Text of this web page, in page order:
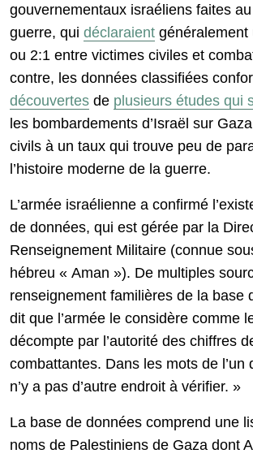
gouvernementaux israéliens faites
guerre, qui déclaraient généralement
ou 2:1 entre victimes civiles et
contre, les données classifiées
découvertes de plusieurs études qui
les bombardements d’Israël sur
civils à un taux qui trouve peu de
l’histoire moderne de la guerre.
L’armée israélienne a confirmé
de données, qui est gérée par la
Renseignement Militaire (connue
hébreu « Aman »). De multiples
renseignement familières de la base
dit que l’armée le considère comme
décompte par l’autorité des chiffres
combattantes. Dans les mots de l’un
n’y a pas d’autre endroit à vérifier. »
La base de données comprend une
noms de Palestiniens de Gaza dont